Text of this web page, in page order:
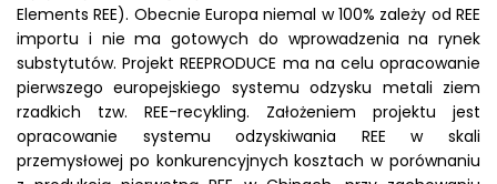
Elements REE). Obecnie Europa niemal w 100% zależy od REE
importu i nie ma gotowych do wprowadzenia na rynek
substytutów. Projekt REEPRODUCE ma na celu opracowanie
pierwszego europejskiego systemu odzysku metali ziem
rzadkich tzw. REE-recykling. Założeniem projektu jest
opracowanie systemu odzyskiwania REE w skali
przemysłowej po konkurencyjnych kosztach w porównaniu